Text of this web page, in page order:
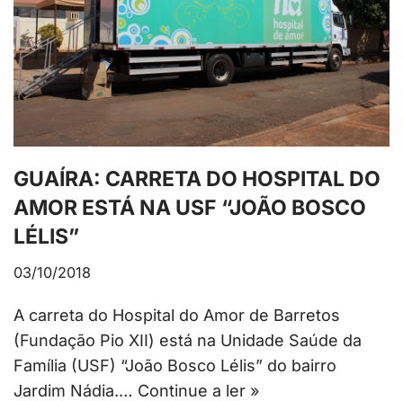
GUAÍRA: CARRETA DO HOSPITAL DO
AMOR ESTÁ NA USF “JOÃO BOSCO
LÉLIS”
03/10/2018
A carreta do Hospital do Amor de Barretos
(Fundação Pio XII) está na Unidade Saúde da
Família (USF) “João Bosco Lélis” do bairro
Jardim Nádia.… Continue a ler »